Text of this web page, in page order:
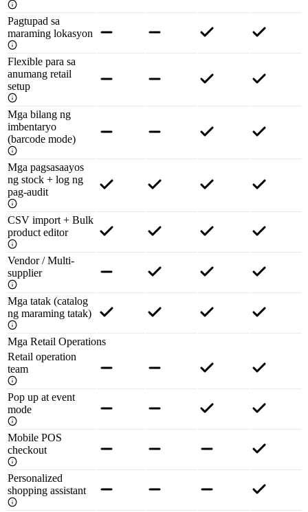
Pagtupad sa
maraming lokasyon
Flexible para sa
anumang retail
setup
Mga bilang ng
imbentaryo
(barcode mode)
Mga pagsasaayos
ng stock + log ng
pag-audit
CSV import + Bulk
product editor
Vendor / Multi-
supplier
Mga tatak (catalog
ng maraming tatak)
Mga Retail Operations
Retail operation
team
Pop up at event
mode
Mobile POS
checkout
Personalized
shopping assistant